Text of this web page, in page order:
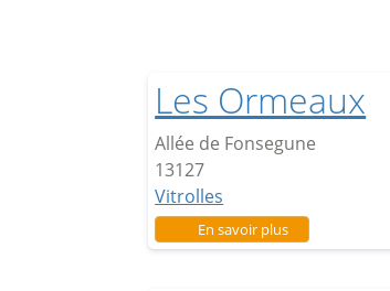
Les Ormeaux
Allée de Fonsegune
13127
Vitrolles
En savoir plussur Les Ormeaux